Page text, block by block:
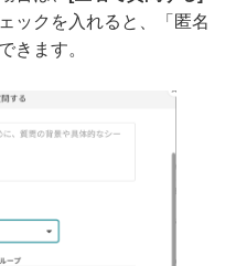
ックを入れると、「匿名
きます。